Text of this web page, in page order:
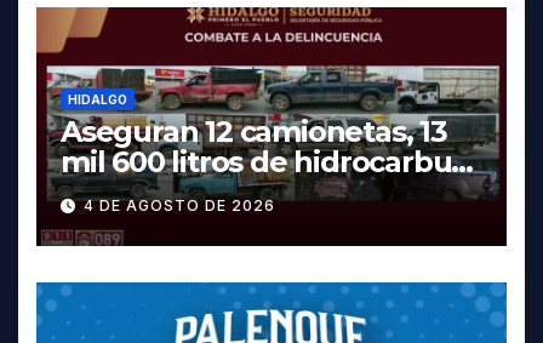
HIDALGO
Aseguran 12 camionetas, 13
mil 600 litros de hidrocarburo
y dos vehículos robados en
Tula
4 DE AGOSTO DE 2026